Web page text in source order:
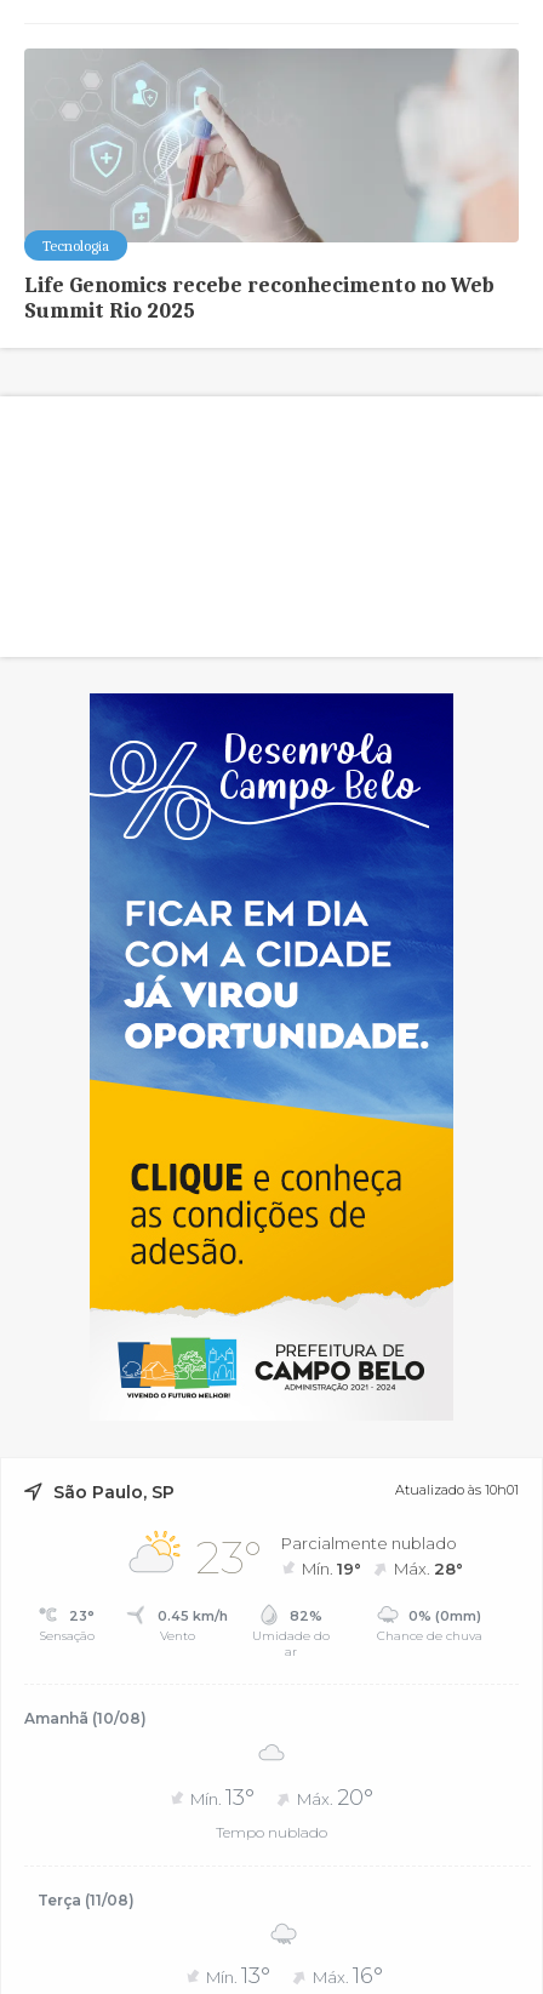
Tecnologia
Life Genomics recebe reconhecimento no Web
Summit Rio 2025
São Paulo, SP Atualizado às 10h01
23°
Parcialmente nublado
Mín.19° Máx. 28°
23°
Sensação
0.45 km/h
Vento
82%
Umidade do
ar
0% (0mm)
Chance de chuva
Amanhã (10/08)
Mín. 13° Máx. 20°
Tempo nublado
Terça (11/08)
Mín. 13° Máx. 16°